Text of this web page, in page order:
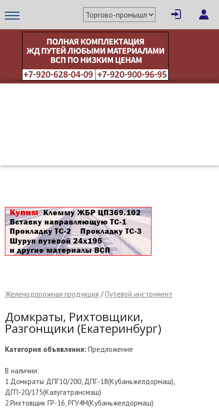
Желенодорожная продукция /Путевой инструмент
Домкраты, Рихтовщики,
Разгонщики (Екатеринбург)
Категория объявления: Предложение
В наличии:
1.Домкраты ДПГ10/200, ДПГ-18(Кубаньжелдормаш),
ДГП-20/175(Калугатрансмаш)
2.Рихтовщик ГР-16, РГУ4М(Кубаньжелдормаш)
× Написать поставщику